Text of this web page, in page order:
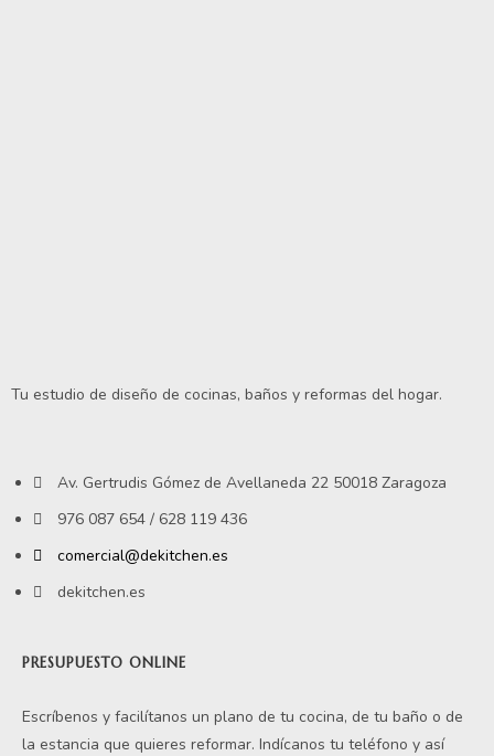
Tu estudio de diseño de cocinas, baños y reformas del hogar.
Av. Gertrudis Gómez de Avellaneda 22 50018 Zaragoza
976 087 654 / 628 119 436
comercial@dekitchen.es
dekitchen.es
PRESUPUESTO ONLINE
Escríbenos y facilítanos un plano de tu cocina, de tu baño o de
la estancia que quieres reformar. Indícanos tu teléfono y así